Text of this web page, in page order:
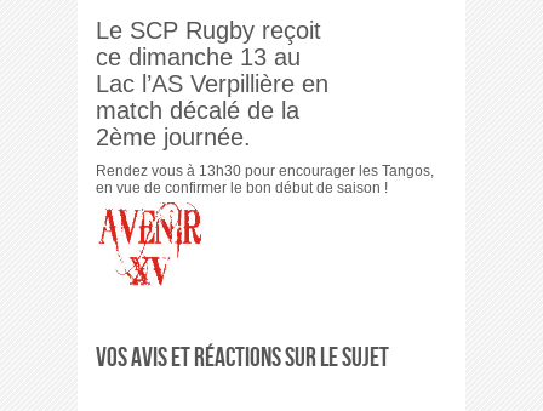
Le SCP Rugby reçoit
ce dimanche 13 au
Lac l’AS Verpillière en
match décalé de la
2ème journée.
Rendez vous à 13h30 pour encourager les Tangos,
en vue de confirmer le bon début de saison !
Vos avis et réactions sur le sujet